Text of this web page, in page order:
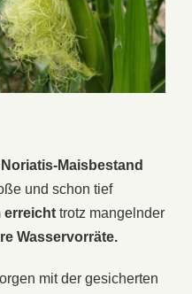
Noriatis-Maisbestand
und schon tief
erreicht trotz mangelnder
Wasservorräte.
mit der gesicherten